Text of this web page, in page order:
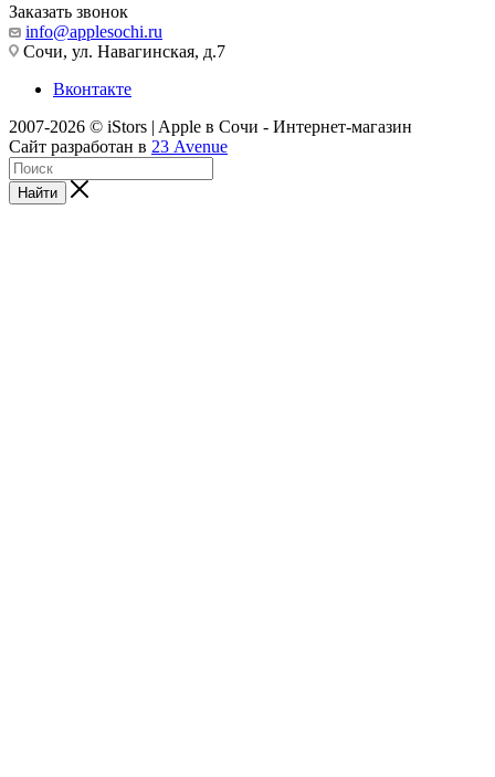
Заказать звонок
info@applesochi.ru
Сочи, ул. Навагинская, д.7
Вконтакте
2007-2026 © iStors | Apple в Сочи - Интернет-магазин
Сайт разработан в 23 Avenue
Найти